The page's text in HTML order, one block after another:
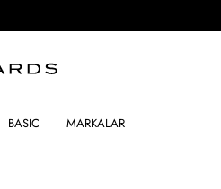
BASIC MARKALAR